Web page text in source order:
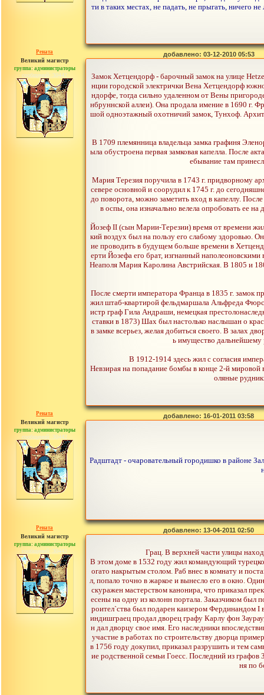
ти в таких местах, не падать, не прыгать, ничего
Рената
Великий магистр
группа: администраторы
сообщений: 30442
добавлено: 03-12-2010 05:53
Замок Хетцендорф - барочный замок на улице
нции городской электрички Вена Хетцендорф
ндорфе, тогда сильно удаленном от Вены
нбруннской аллеи). Она продала имение в 1690 г.
шой одноэтажный охотничий замок, Тунхоф.
В 1709 племянница владельца замка графиня
ыла обустроена первая замковая капелла. После
ебывание там
Мария Терезия поручила в 1743 г. придворному
севере основной и соорудил к 1745 г. до
до поворота, можно заметить вход в капеллу.
в оспы, она изначально велела опробовать ее
Йозеф II (сын Марии-Терезии) время от времени
кий воздух был на пользу его слабому здоровью.
ие проводить в будущем больше времени в
ерти Йозефа его брат, изгнанный
Неаполя Мария Каролина Австрийская. В 1805 и
После смерти императора Франца в 1835 г. замок
жил штаб-квартирой фельдмаршала Альфреда
истр граф Гила Андраши, немецкая
ставки в 1873) Шах был настолько наслышан о
в замке всерьез, желая добиться своего. В залах
ь имущество дальнейшему
В 1912-1914 здесь жил с согласия
Невзирая на попадание бомбы в конце 2-й
оляные
Рената
Великий магистр
группа: администраторы
сообщений: 30442
добавлено: 16-01-2011 03:58
Радштадт - очаровательный городишко в районе
Рената
Великий магистр
группа: администраторы
сообщений: 30442
добавлено: 13-04-2011 02:50
Грац. В верхней части улицы
В этом доме в 1532 году жил командующий
огато накрытым столом. Раб внес в комнату и
л, попало точно в жаркое и вынесло его в окно.
скуражен мастерством канонира, что приказал
есены на одну из колонн портала. Заказчиком был
роител`ства был подарен каизером Фердинандом I
индишграец продал дворец графу Карлу фон
н дал дворцу свое имя. Его наследники
участие в работах по строительству дворца
в 1756 году докупил, приказал разрушить и тем
ие родственной семьи Гоесс. Последний из
ня по